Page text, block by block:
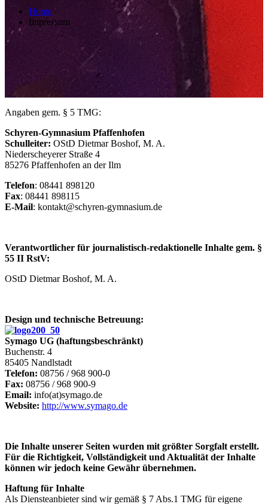
Home
Impressum
Angaben gem. § 5 TMG:
Schyren-Gymnasium Pfaffenhofen
Schulleiter: OStD Dietmar Boshof, M. A.
Niederscheyerer Straße 4
85276 Pfaffenhofen an der Ilm
Telefon: 08441 898120
Fax: 08441 898115
E-Mail: kontakt@schyren-gymnasium.de
Verantwortlicher für journalistisch-redaktionelle Inhalte gem. §
55 II RstV:
OStD Dietmar Boshof, M. A.
Design und technische Betreuung:
Symago UG (haftungsbeschränkt)
Buchenstr. 4
85405 Nandlstadt
Telefon: 08756 / 968 900-0
Fax: 08756 / 968 900-9
Email: info(at)symago.de
Website: http://www.symago.de
Die Inhalte unserer Seiten wurden mit größter Sorgfalt erstellt.
Für die Richtigkeit, Vollständigkeit und Aktualität der Inhalte
können wir jedoch keine Gewähr übernehmen.
Haftung für Inhalte
Als Diensteanbieter sind wir gemäß § 7 Abs.1 TMG für eigene